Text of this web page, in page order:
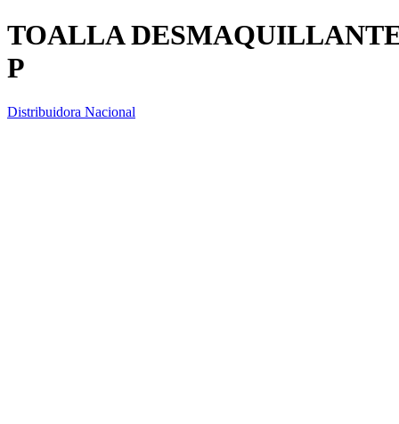
TOALLA
P
Distribuidora Nacional